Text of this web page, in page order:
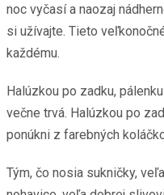
noc vyčasí a naozaj
si užívajte. Tieto
každému.
Halúzkou po zadku,
večne trvá. Halúzkou po
ponúkni z farebných
Tým, čo nosia sukničky,